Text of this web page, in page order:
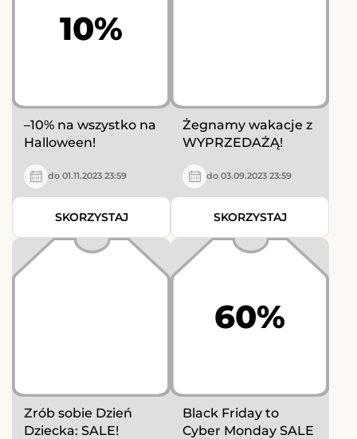
10%
–10% na wszystko na
Halloween!
do 01.11.2023 23:59
SKORZYSTAJ
Żegnamy wakacje z
WYPRZEDAŻĄ!
do 03.09.2023 23:59
SKORZYSTAJ
Zrób sobie Dzień
Dziecka: SALE!
60%
Black Friday to
Cyber Monday SALE